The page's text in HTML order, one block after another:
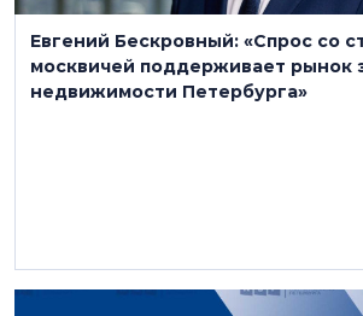
Евгений Бескровный: «Спрос со
москвичей поддерживает рынок
недвижимости Петербурга»